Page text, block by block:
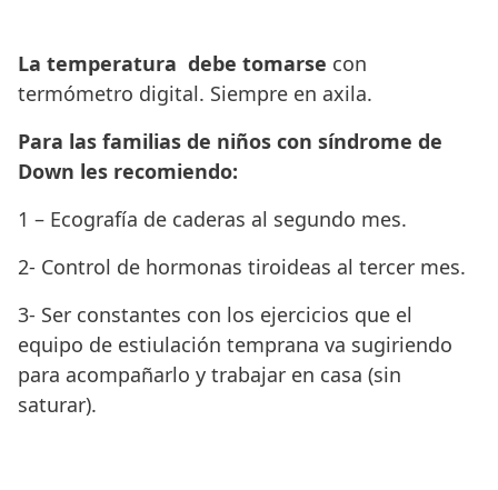
La temperatura debe tomarse con
termómetro digital. Siempre en axila.
Para las familias de niños con síndrome de
Down les recomiendo:
1 – Ecografía de caderas al segundo mes.
2- Control de hormonas tiroideas al tercer mes.
3- Ser constantes con los ejercicios que el
equipo de estiulación temprana va sugiriendo
para acompañarlo y trabajar en casa (sin
saturar).